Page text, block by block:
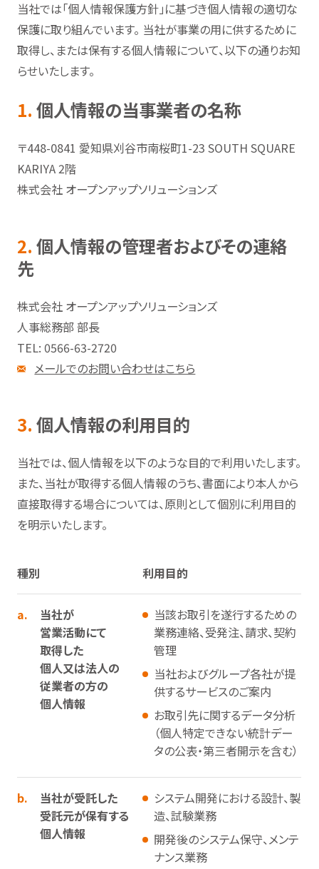
当社では「個人情報保護方針」に基づき個人情報の適切な
保護に取り組んでいます。 当社が事業の用に供するために
取得し、または保有する個人情報について、以下の通りお知
らせいたします。
1. 個人情報の当事業者の名称
〒448-0841 愛知県刈谷市南桜町1-23 SOUTH SQUARE
KARIYA 2階
株式会社 オープンアップソリューションズ
2. 個人情報の管理者およびその連絡
先
株式会社 オープンアップソリューションズ
人事総務部 部長
TEL: 0566-63-2720
メールでのお問い合わせはこちら
3. 個人情報の利用目的
当社では、個人情報を以下のような目的で利用いたします。
また、当社が取得する個人情報のうち、書面により本人から
直接取得する場合については、原則として個別に利用目的
を明示いたします。
種別 利用目的
a.
当社が
営業活動にて
取得した
個人又は法人の
従業者の方の
個人情報
当該お取引を遂行するための
業務連絡、受発注、請求、契約
管理
当社およびグループ各社が提
供するサービスのご案内
お取引先に関するデータ分析
（個人特定できない統計デー
タの公表・第三者開示を含む）
b.
当社が受託した
受託元が保有する
個人情報
システム開発における設計、製
造、試験業務
開発後のシステム保守、メンテ
ナンス業務